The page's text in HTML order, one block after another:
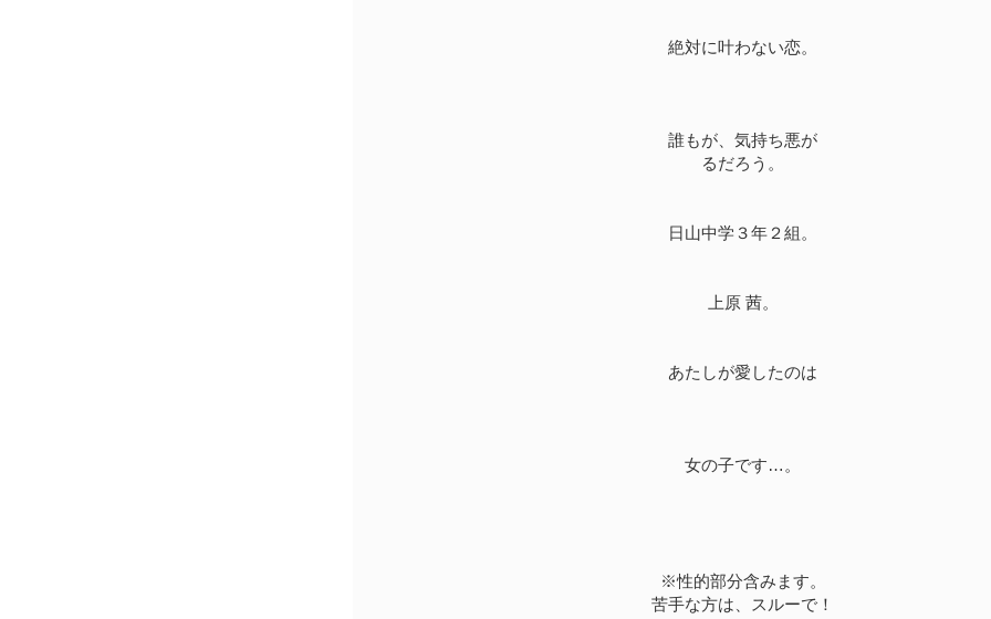
絶対に叶わない恋。
誰もが、気持ち悪が
るだろう。
日山中学３年２組。
上原 茜。
あたしが愛したのは
女の子です…。
※性的部分含みます。
苦手な方は、スルーで！